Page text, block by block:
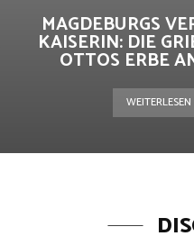
MAGDEBURGS
KAISERIN: DIE
OTTOS ERBE
WEITERLESEN